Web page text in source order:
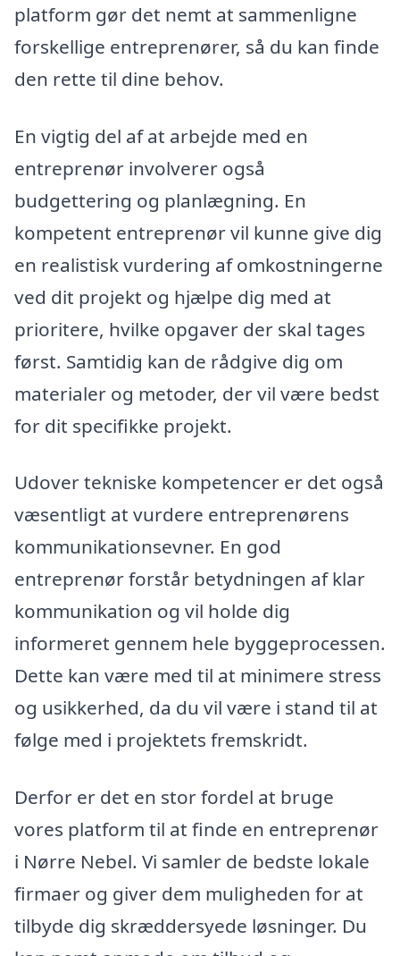
platform gør det nemt at sammenligne
forskellige entreprenører, så du kan finde
den rette til dine behov.
En vigtig del af at arbejde med en
entreprenør involverer også
budgettering og planlægning. En
kompetent entreprenør vil kunne give dig
en realistisk vurdering af omkostningerne
ved dit projekt og hjælpe dig med at
prioritere, hvilke opgaver der skal tages
først. Samtidig kan de rådgive dig om
materialer og metoder, der vil være bedst
for dit specifikke projekt.
Udover tekniske kompetencer er det også
væsentligt at vurdere entreprenørens
kommunikationsevner. En god
entreprenør forstår betydningen af klar
kommunikation og vil holde dig
informeret gennem hele byggeprocessen.
Dette kan være med til at minimere stress
og usikkerhed, da du vil være i stand til at
følge med i projektets fremskridt.
Derfor er det en stor fordel at bruge
vores platform til at finde en entreprenør
i Nørre Nebel. Vi samler de bedste lokale
firmaer og giver dem muligheden for at
tilbyde dig skræddersyede løsninger. Du